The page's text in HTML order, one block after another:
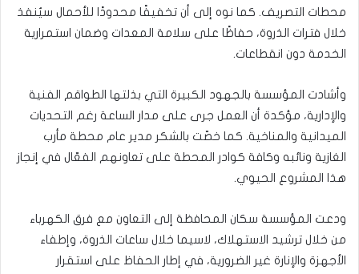
محطات التصريف. كما نوه إلى أن تخفيفًا محدودًا للأحمال سيُنفذ
خلال فترات الذروة، حفاظًا على سلامة المعدات وضمان استمرارية
الخدمة دون انقطاعات.
وأشادت المؤسسة بالجهود الكبيرة التي بذلتها الطواقم الفنية
والإدارية، مؤكدة أن العمل جرى على مدار الساعة رغم التحديات
الميدانية والمناخية. كما خصّت بالشكر مدير عام محطة مأرب
الغازية ونائبه وكافة كوادر المحطة على تعاونهم الفعّال في إنجاز
هذا المشروع الحيوي.
ودعت المؤسسة سكان المحافظة إلى التعاون مع فرق الكهرباء
من خلال ترشيد الاستهلاك، لاسيما خلال ساعات الذروة، وإطفاء
الأجهزة والإنارة غير الضرورية، في إطار الحفاظ على استقرار